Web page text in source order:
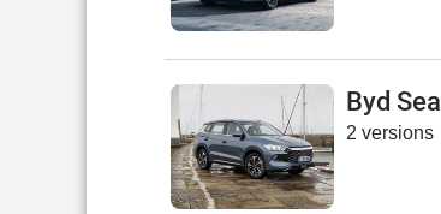
Byd
2 versions